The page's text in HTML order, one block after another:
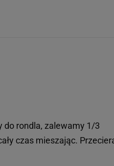
do rondla, zalewamy 1/3
czas mieszając.